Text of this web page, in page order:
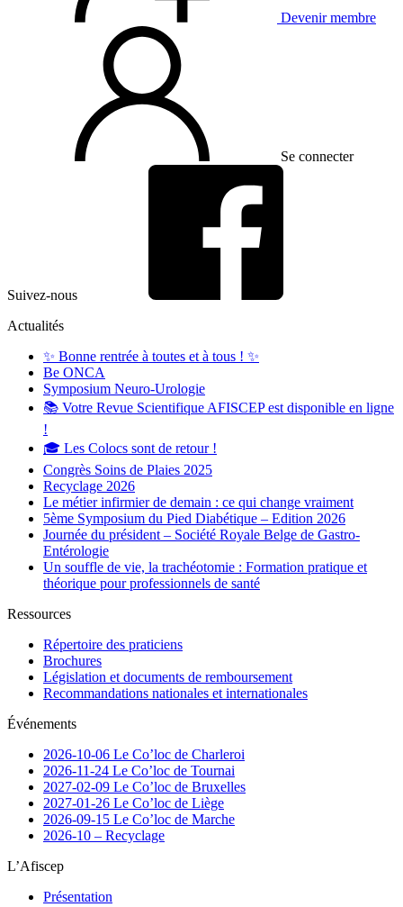
Devenir membre
Se connecter
Suivez-nous
Actualités
✨ Bonne rentrée à toutes et à tous ! ✨
Be ONCA
Symposium Neuro-Urologie
📚 Votre Revue Scientifique AFISCEP est disponible en ligne
!
🎓 Les Colocs sont de retour !
Congrès Soins de Plaies 2025
Recyclage 2026
Le métier infirmier de demain : ce qui change vraiment
5ème Symposium du Pied Diabétique – Edition 2026
Journée du président – Société Royale Belge de Gastro-
Entérologie
Un souffle de vie, la trachéotomie : Formation pratique et
théorique pour professionnels de santé
Ressources
Répertoire des praticiens
Brochures
Législation et documents de remboursement
Recommandations nationales et internationales
Événements
2026-10-06 Le Co’loc de Charleroi
2026-11-24 Le Co’loc de Tournai
2027-02-09 Le Co’loc de Bruxelles
2027-01-26 Le Co’loc de Liège
2026-09-15 Le Co’loc de Marche
2026-10 – Recyclage
L’Afiscep
Présentation